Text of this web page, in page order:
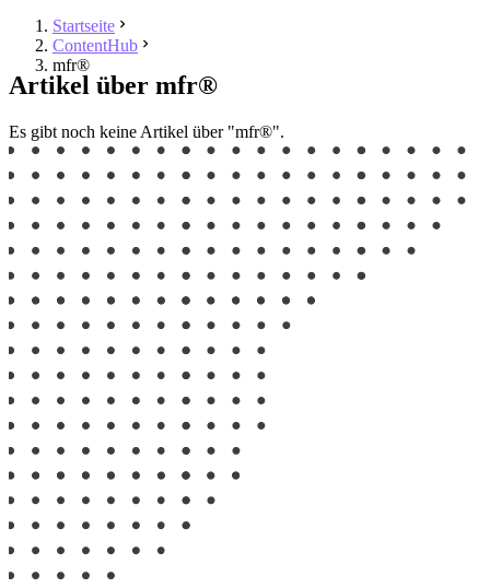
Startseite
ContentHub
mfr®
Artikel über mfr®
Es gibt noch keine Artikel über "mfr®".